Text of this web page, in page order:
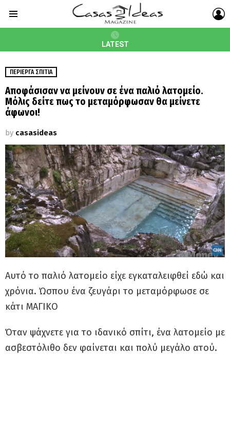
LATEST
ΠΕΡΊΕΡΓΑ ΣΠΊΤΙΑ
Αποφάσισαν να μείνουν σε ένα παλιό λατομείο.
Μόλις δείτε πως το μεταμόρφωσαν θα μείνετε
άφωνοι!
by casasideas
Αυτό το παλιό λατομείο είχε εγκαταλειφθεί εδώ και
χρόνια. Ώσπου ένα ζευγάρι το μεταμόρφωσε σε
κάτι ΜΑΓΙΚΟ
Όταν ψάχνετε για το ιδανικό σπίτι, ένα λατομείο με
ασβεστόλιθο δεν φαίνεται και πολύ μεγάλο ατού.